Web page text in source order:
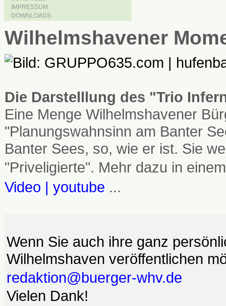
IMPRESSUM
DOWNLOADS
Wilhelmshavener
Die Darstelllung des "Trio
Eine Menge Wilhelmshavener
"Planungswahnsinn am Banter
Banter Sees, so, wie er ist. Sie
"Priveligierte". Mehr dazu in
Video | youtube ...
Wenn Sie auch ihre ganz
Wilhelmshaven veröffentlichen
redaktion@buerger-whv.de
Vielen Dank!